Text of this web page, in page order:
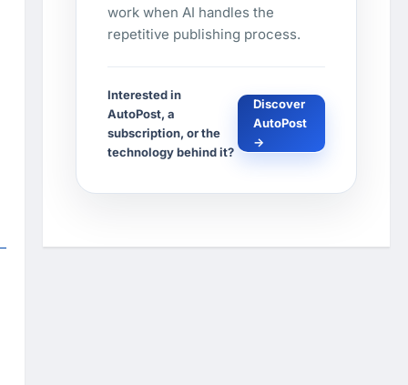
work when AI handles the
repetitive publishing process.
Interested in
AutoPost, a
subscription, or the
technology behind it?
Discover
AutoPost
→